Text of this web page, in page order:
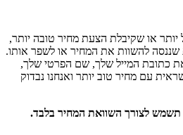
או שקיבלת הצעת מחיר טובה יותר,
להשוות את המחיר או לשפר אותו.
כתובת המייל שלך, שם הפרטי שלך,
עם מחיר טוב יותר ואנחנו נבדוק
לצורך השוואת המחיר בלבד.